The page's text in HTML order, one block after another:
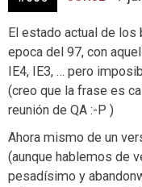
El estado actual de
epoca del 97, con
IE4, IE3, … pero
(creo que la frase es
reunión de QA :-P )
Ahora mismo de un
(aunque hablemos de
pesadísimo y